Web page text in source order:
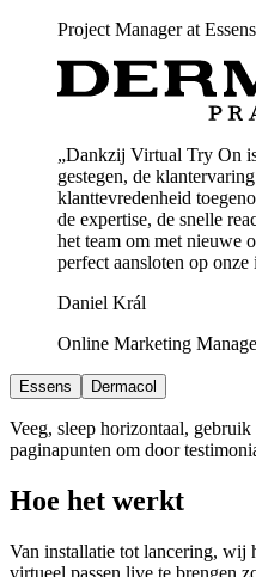
Project Manager at Essens
„Dankzij Virtual Try On
gestegen, de
klanttevredenheid
de expertise, de snelle
het team om met nieuwe
perfect aansloten op
Daniel Král
Online Marketing
Essens Dermacol
Veeg, sleep horizontaal,
paginapunten om door
Hoe het werkt
Van installatie tot lancering, wij
virtueel passen live te brengen